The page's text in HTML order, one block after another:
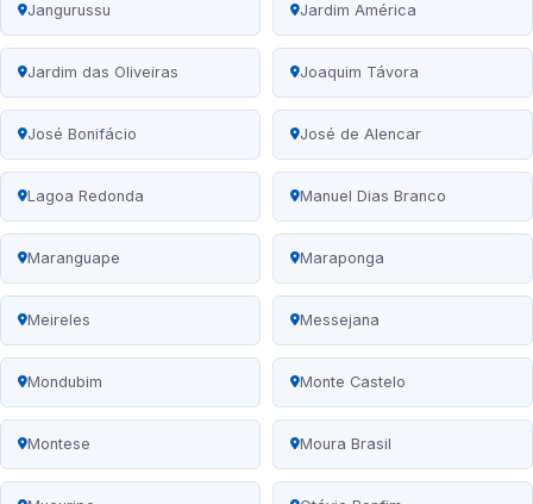
Jangurussu Jardim América
Jardim das Oliveiras Joaquim Távora
José Bonifácio José de Alencar
Lagoa Redonda Manuel Dias Branco
Maranguape Maraponga
Meireles Messejana
Mondubim Monte Castelo
Montese Moura Brasil